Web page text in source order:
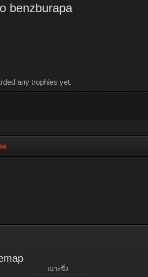
benzburapa
any trophies yet.
เบาะซิ่ง